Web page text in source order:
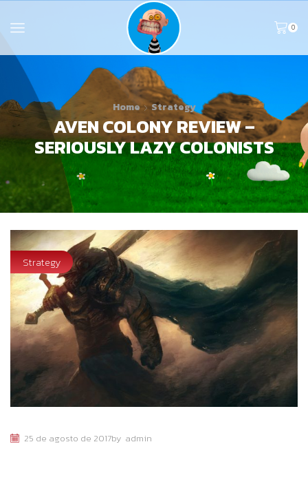
0
Home Strategy
AVEN COLONY REVIEW –
SERIOUSLY LAZY COLONISTS
Strategy
25 de agosto de 2017by admin